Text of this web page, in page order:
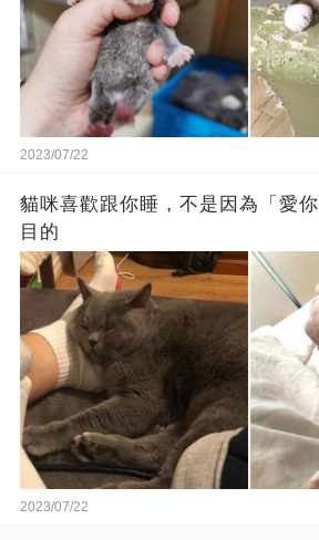
2023/07/22
貓咪喜歡跟你睡，不是因為「愛
目的
2023/07/22